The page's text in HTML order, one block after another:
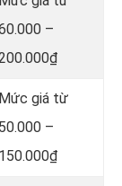
–
Mức giá từ
50.000 –
150.000₫